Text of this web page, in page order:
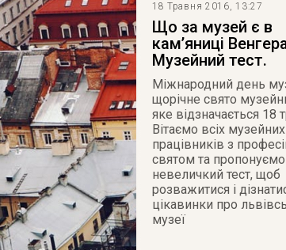
18 Травня 2016, 13:27
Що за музей є в
кам’яниці
Музейний тест.
Міжнародний день
щорічне свято
яке відзначається 18
Вітаємо всіх музейних
працівників з
святом та
невеличкий тест, щоб
розважитися і
цікавинки про
музеї